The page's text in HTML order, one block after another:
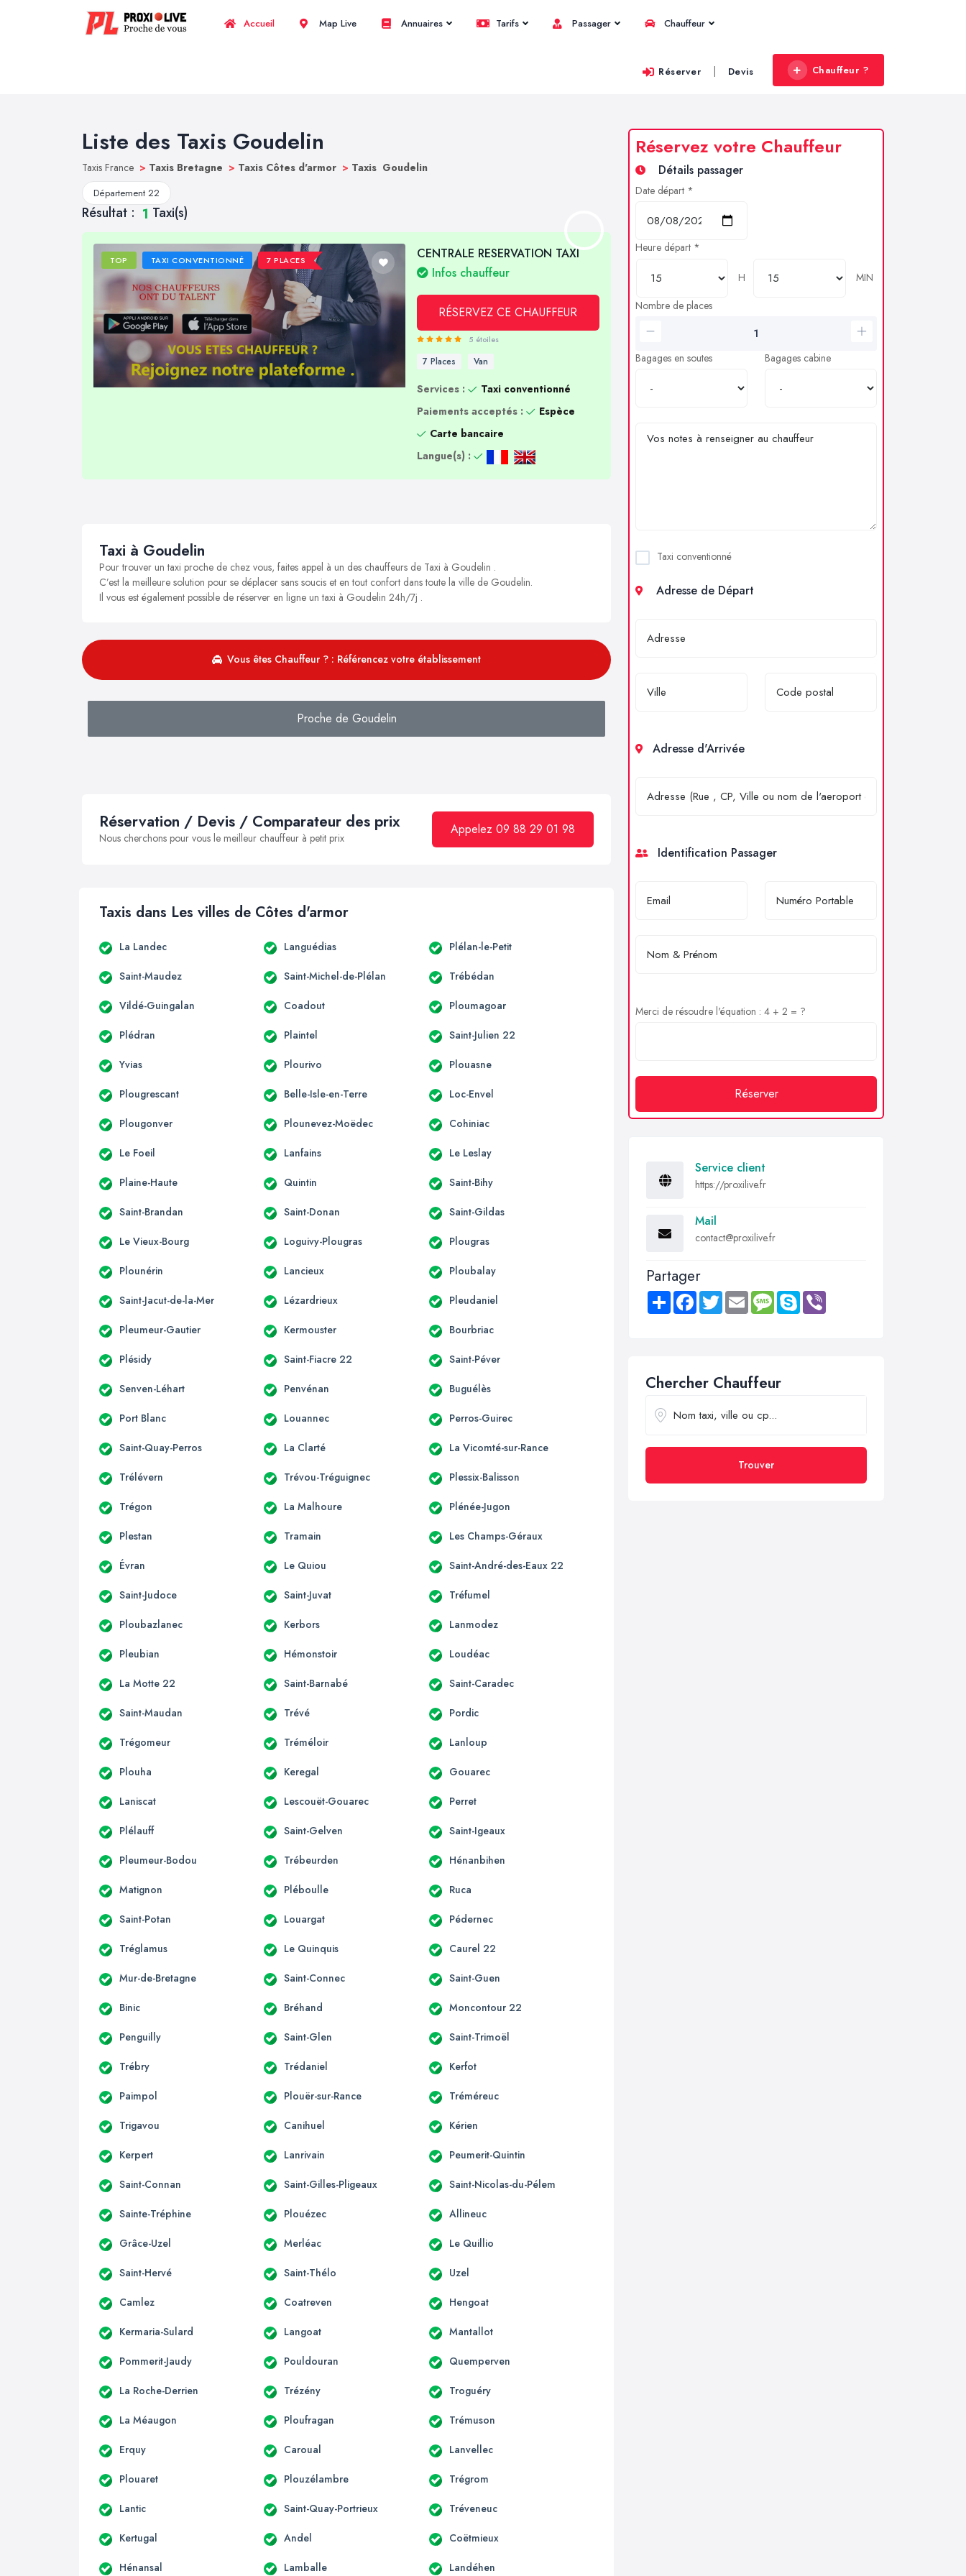
Accueil Map Live Annuaires Tarifs Passager Chauffeur
Réserver | Devis Chauffeur ?
Liste des Taxis Goudelin
Taxis France > Taxis Bretagne > Taxis Côtes d'armor > Taxis Goudelin
Département 22
Résultat : 1 Taxi(s)
TOP TAXI CONVENTIONNÉ 7 PLACES
CENTRALE RESERVATION TAXI
Infos chauffeur
RÉSERVEZ CE CHAUFFEUR
5 étoiles
7 Places Van
Services :
Taxi conventionné
Paiements acceptés :
Espèce
Carte bancaire
Langue(s) :
Taxi à Goudelin
Pour trouver un taxi proche de chez vous, faites appel à un des chauffeurs de Taxi à Goudelin .
C’est la meilleure solution pour se déplacer sans soucis et en tout confort dans toute la ville de Goudelin.
Il vous est également possible de réserver en ligne un taxi à Goudelin 24h/7j .
Vous êtes Chauffeur ? : Référencez votre établissement
Proche de Goudelin
Réservation / Devis / Comparateur des prix
Nous cherchons pour vous le meilleur chauffeur à petit prix
Appelez 09 88 29 01 98
Taxis dans Les villes de Côtes d'armor
La Landec Languédias Plélan-le-Petit
Saint-Maudez Saint-Michel-de-Plélan Trébédan
Vildé-Guingalan Coadout Ploumagoar
Plédran Plaintel Saint-Julien 22
Yvias Plourivo Plouasne
Plougrescant Belle-Isle-en-Terre Loc-Envel
Plougonver Plounevez-Moëdec Cohiniac
Le Foeil Lanfains Le Leslay
Plaine-Haute Quintin Saint-Bihy
Saint-Brandan Saint-Donan Saint-Gildas
Le Vieux-Bourg Loguivy-Plougras Plougras
Plounérin Lancieux Ploubalay
Saint-Jacut-de-la-Mer Lézardrieux Pleudaniel
Pleumeur-Gautier Kermouster Bourbriac
Plésidy Saint-Fiacre 22 Saint-Péver
Senven-Léhart Penvénan Buguélès
Port Blanc Louannec Perros-Guirec
Saint-Quay-Perros La Clarté La Vicomté-sur-Rance
Trélévern Trévou-Tréguignec Plessix-Balisson
Trégon La Malhoure Plénée-Jugon
Plestan Tramain Les Champs-Géraux
Évran Le Quiou Saint-André-des-Eaux 22
Saint-Judoce Saint-Juvat Tréfumel
Ploubazlanec Kerbors Lanmodez
Pleubian Hémonstoir Loudéac
La Motte 22 Saint-Barnabé Saint-Caradec
Saint-Maudan Trévé Pordic
Trégomeur Tréméloir Lanloup
Plouha Keregal Gouarec
Laniscat Lescouët-Gouarec Perret
Plélauff Saint-Gelven Saint-Igeaux
Pleumeur-Bodou Trébeurden Hénanbihen
Matignon Pléboulle Ruca
Saint-Potan Louargat Pédernec
Tréglamus Le Quinquis Caurel 22
Mur-de-Bretagne Saint-Connec Saint-Guen
Binic Bréhand Moncontour 22
Penguilly Saint-Glen Saint-Trimoël
Trébry Trédaniel Kerfot
Paimpol Plouër-sur-Rance Tréméreuc
Trigavou Canihuel Kérien
Kerpert Lanrivain Peumerit-Quintin
Saint-Connan Saint-Gilles-Pligeaux Saint-Nicolas-du-Pélem
Sainte-Tréphine Plouézec Allineuc
Grâce-Uzel Merléac Le Quillio
Saint-Hervé Saint-Thélo Uzel
Camlez Coatreven Hengoat
Kermaria-Sulard Langoat Mantallot
Pommerit-Jaudy Pouldouran Quemperven
La Roche-Derrien Trézény Troguéry
La Méaugon Ploufragan Trémuson
Erquy Caroual Lanvellec
Plouaret Plouzélambre Trégrom
Lantic Saint-Quay-Portrieux Tréveneuc
Kertugal Andel Coëtmieux
Hénansal Lamballe Landéhen
Réservez votre Chauffeur
Détails passager
Date départ *
Heure départ *
H
MIN
Nombre de places
Bagages en soutes Bagages cabine
Taxi conventionné
Adresse de Départ
Adresse d'Arrivée
Identification Passager
Merci de résoudre l'équation : 4 + 2 = ?
Réserver
Service client
https://proxilive.fr
Mail
contact@proxilive.fr
Partager
Share FacebookTwitter Email MessageSkype
Chercher Chauffeur
Trouver